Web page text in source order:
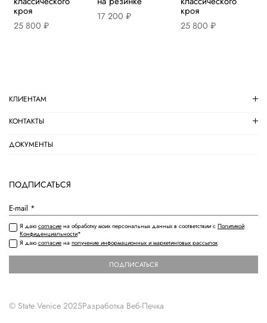
кроя
25 800 ₽
17 200 ₽ кроя
25 800 ₽
КЛИЕНТАМ
КОНТАКТЫ
ДОКУМЕНТЫ
© State Venice 2025Разработка Веб-Печка
ПОДПИСАТЬСЯ
Я даю согласие на обработку моих персональных данных в соответствии с Политикой
Конфиденциальности*
Я даю согласие на получение информационных и маркетинговых рассылок
ПОДПИСАТЬСЯ